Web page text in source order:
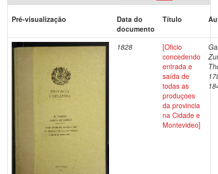
Pré-visualização
Data do
documento
Título
1828
[Oficio
concedendo
entrada e
saída de
todas as
produçoes
da provincia
na Cidade e
Montevideo]